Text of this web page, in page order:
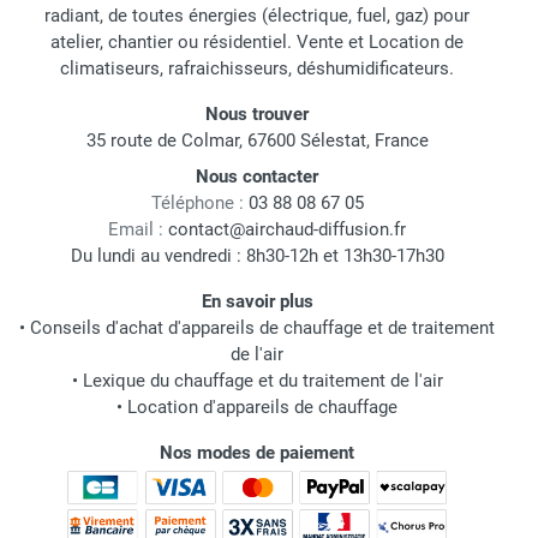
de raccorder l'appareil à une évacuation sans vider
manuellement le réservoir, assurant un
: Il permet à l'appareil de s'activer
uniquement lorsque le taux d'humidité dépasse le
seuil défini (ex. : 55% HR). C'est la garantie d'une
consommation électrique maîtrisée.
Le Dégivrage Automatique (Hot Gas)
pour les modèles à condensation fonctionnant entre
5°C et 15°C. Il empêche la formation de glace sur
l'évaporateur, assurant une efficacité optimale et une
Nos Marques : Qualité, Robustesse, Fiabilité
En tant que grossiste spécialisé, nous sélectionnons
uniquement des marques reconnues pour leur robustesse
SOVELOR-DANTHERM,SPLUSet
machines sont conçues pour des cycles de travail intensifs
et sont adoptées par les loueurs professionnels pour leur
fiabilité sur chantier.
Questions Fréquentes sur l'Utilisation des
Déshumidificateurs
radiant, de toutes énergies (électrique, fuel, gaz) pour
atelier, chantier ou résidentiel. Vente et Location de
climatiseurs, rafraichisseurs, déshumidificateurs.
Nous trouver
35 route de Colmar, 67600 Sélestat, France
Nous contacter
Téléphone : 03 88 08 67 05
Email : contact@airchaud-diffusion.fr
Du lundi au vendredi : 8h30-12h et 13h30-17h30
En savoir plus
• Conseils d'achat d'appareils de chauffage et de traitement
de l'air
• Lexique du chauffage et du traitement de l'air
• Location d'appareils de chauffage
Nos modes de paiement